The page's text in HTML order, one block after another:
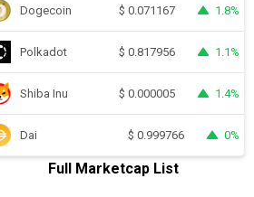
Dogecoin $ 0.071167 1.8%
Polkadot $ 0.817956 1.1%
Shiba Inu $ 0.000005 1.4%
Dai $ 0.999766 0%
Full Marketcap List